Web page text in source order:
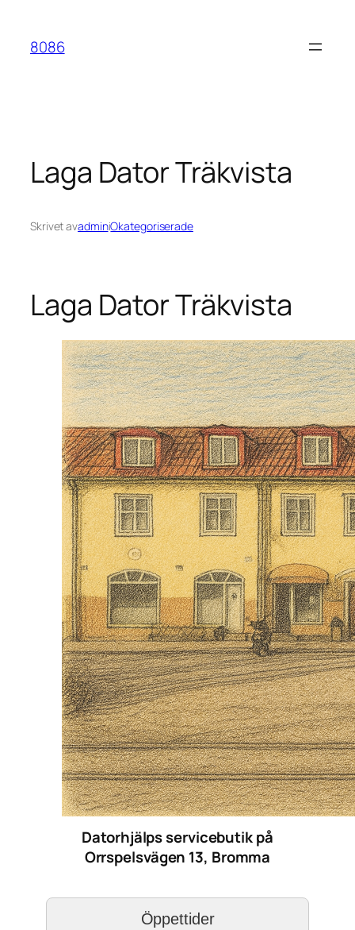
innehåll
8086
Laga Dator Träkvista
Skrivet avadminiOkategoriserade
Laga Dator Träkvista
Datorhjälps servicebutik på
Orrspelsvägen 13, Bromma
Öppettider